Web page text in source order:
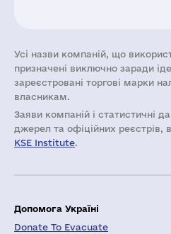
Усі назви компаній, що
призначені виключно заради
зареєстровані торгові марки
власникам.
Заяви компаній i статистичні
джерел та офіційних реєстрів,
KSE Institute.
Допомога Україні
Donate To Evacuate